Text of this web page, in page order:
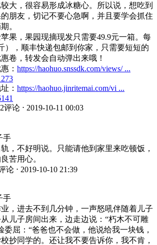
较大，很容易形成冰糖心。所以说，想吃到
朋友，切记不要心急啊，并且要学会抓住
。
果，果园现摘现发只需要49.9元一箱。每
），顺丰快递包邮到你家，只需要短短的
卷，转发会自动弹出来哦！
： https://haohuo.snssdk.com/views/ ...
： https://haohuo.jinritemai.com/vi ...
评论 ⋅ 2019-10-11 00:03
手
，不好明说。只能请他到家里来吃顿饭，
苦用心。
论 ⋅ 2019-10-10 21:39
手
，进去不到几分钟，一声怒吼伴随着儿子
儿子房间出来，边走边说：“朽木不可雕
委屈：“爸爸也不会做，他说给我一块钱，
抄同学的。还让我不要告诉你，我不肯，